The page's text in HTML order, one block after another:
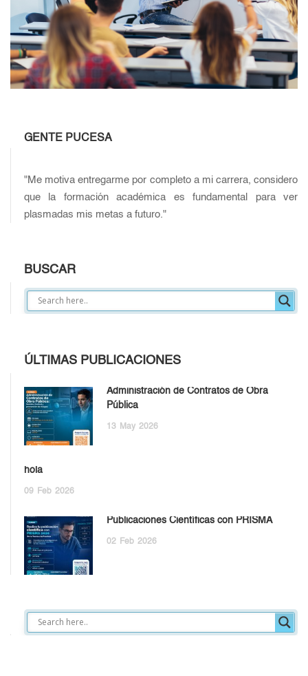
GENTE PUCESA
"Me motiva entregarme por completo a mi carrera, considero
que la formación académica es fundamental para ver
plasmadas mis metas a futuro."
BUSCAR
ÚLTIMAS PUBLICACIONES
Administración de Contratos de Obra
Pública
13 May 2026
hola
09 Feb 2026
Publicaciones Científicas con PRISMA
02 Feb 2026